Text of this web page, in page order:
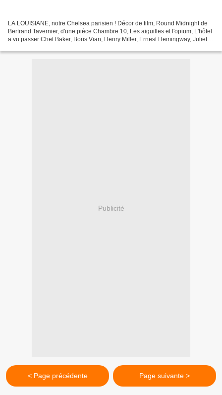
LA LOUISIANE, notre Chelsea parisien ! Décor de film, Round Midnight de
Bertrand Tavernier, d'une pièce Chambre 10, Les aiguilles et l'opium, L'hôtel
a vu passer Chet Baker, Boris Vian, Henry Miller, Ernest Hemingway, Juliette
Publicité
< Page précédente Page suivante >